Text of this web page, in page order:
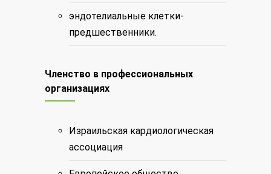
эндотелиальные клетки-
предшественники.
Членство в профессиональных
организациях
Израильская кардиологическая
ассоциация